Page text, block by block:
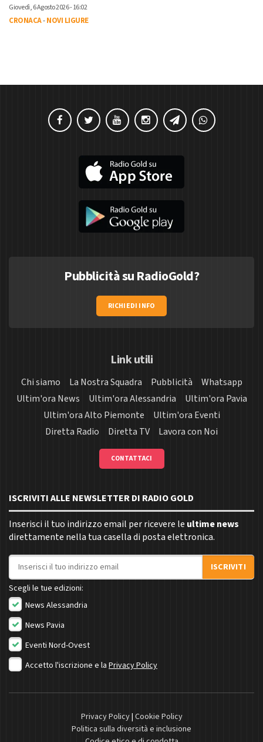
Giovedì, 6 Agosto 2026 - 16:02
CRONACA-NOVI LIGURE
Pubblicità su RadioGold?
RICHIEDI INFO
Link utili
Chi siamo La Nostra Squadra Pubblicità
Whatsapp
Ultim'ora News
Ultim'ora Alessandria
Ultim'ora Pavia
Ultim'ora Alto Piemonte
Ultim'ora Eventi
Diretta Radio
Diretta TV Lavora con Noi
CONTATTACI
ISCRIVITI ALLE NEWSLETTER DI RADIO GOLD
Inserisci il tuo indirizzo email per ricevere le ultime news
direttamente nella tua casella di posta elettronica.
Indirizzo email
ISCRIVITI
Scegli le tue edizioni:
News Alessandria
News Pavia
Eventi Nord-Ovest
Accetto l'iscrizione e la Privacy Policy
Privacy Policy| Cookie Policy
Politica sulla diversità e inclusione